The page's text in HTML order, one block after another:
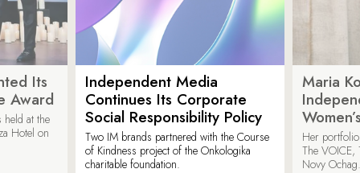
Its
Award
held at the
Hotel on
Independent Media
Continues Its Corporate
Social Responsibility Policy
Two IM brands partnered with the Course
of Kindness project of the Onkologika
charitable foundation.
Maria
Her
The VOICE,
Novy Ochag.